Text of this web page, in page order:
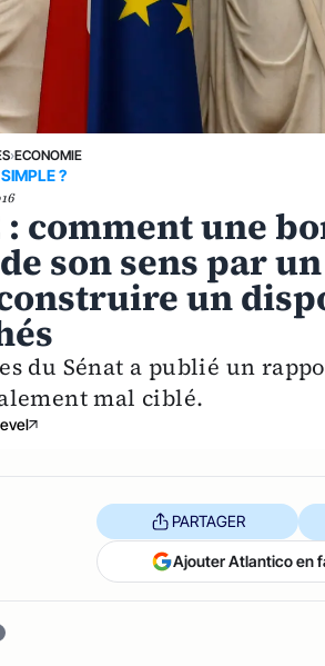
›ECONOMIE
?
comment une
son sens par un
un
du Sénat a publié un
mal ciblé.
PARTAGER
Ajouter Atlantico en